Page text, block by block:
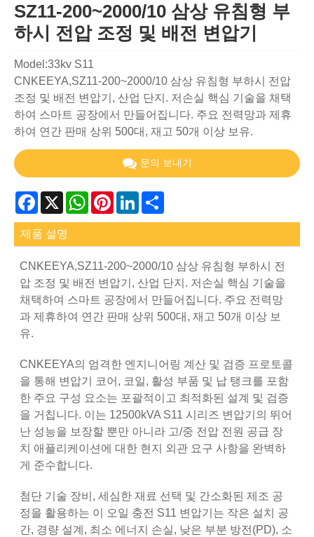
SZ11-200~2000/10 삼상 유침형 부
하시 전압 조정 및 배전 변압기
Model:33kv S11
CNKEEYA,SZ11-200~2000/10 삼상 유침형 부하시 전압
조정 및 배전 변압기, 산업 단지. 저손실 핵심 기술을 채택
하여 스마트 공장에서 만들어집니다. 주요 전력망과 제휴
하여 연간 판매 상위 500대, 재고 50개 이상 보유.
문의 보내기
Facebook
X WhatsApp
PinterestLinkedIn
제품 설명
CNKEEYA,SZ11-200~2000/10 삼상 유침형 부하시 전
압 조정 및 배전 변압기, 산업 단지. 저손실 핵심 기술을
채택하여 스마트 공장에서 만들어집니다. 주요 전력망
과 제휴하여 연간 판매 상위 500대, 재고 50개 이상 보
유.
CNKEEYA의 엄격한 엔지니어링 계산 및 검증 프로토콜
을 통해 변압기 코어, 코일, 활성 부품 및 납 탱크를 포함
한 주요 구성 요소는 포괄적이고 최적화된 설계 및 검증
을 거칩니다. 이는 12500kVA S11 시리즈 변압기의 뛰어
난 성능을 보장할 뿐만 아니라 고/중 전압 전원 공급 장
치 애플리케이션에 대한 현지 외관 요구 사항을 완벽하
게 준수합니다.
첨단 기술 장비, 세심한 재료 선택 및 간소화된 제조 공
정을 활용하는 이 오일 충전 S11 변압기는 작은 설치 공
간, 경량 설계, 최소 에너지 손실, 낮은 부분 방전(PD), 소